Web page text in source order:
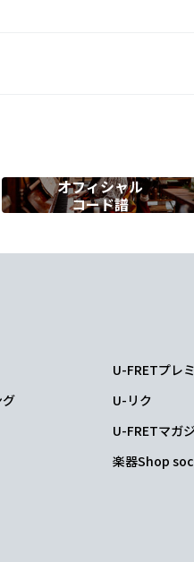
オフィシャル
コード譜
U-FRETプレ
U-リク
U-FRETマガ
楽器Shop